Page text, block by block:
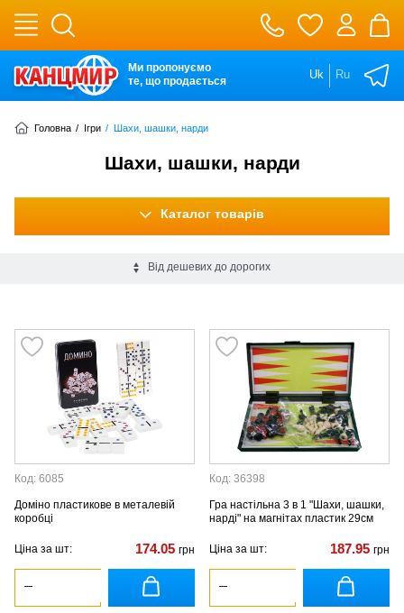
Ми пропонуємо
те, що продається
Uk Ru
Головна / Ігри / Шахи, шашки, нарди
Шахи, шашки, нарди
Каталог товарів
Від дешевих до дорогих
Код: 6085
Доміно пластикове в металевій
коробці
Ціна за шт: 174.05 грн
Код: 36398
Гра настільна 3 в 1 "Шахи, шашки,
нарді" на магнітах пластик 29см
Ціна за шт: 187.95 грн